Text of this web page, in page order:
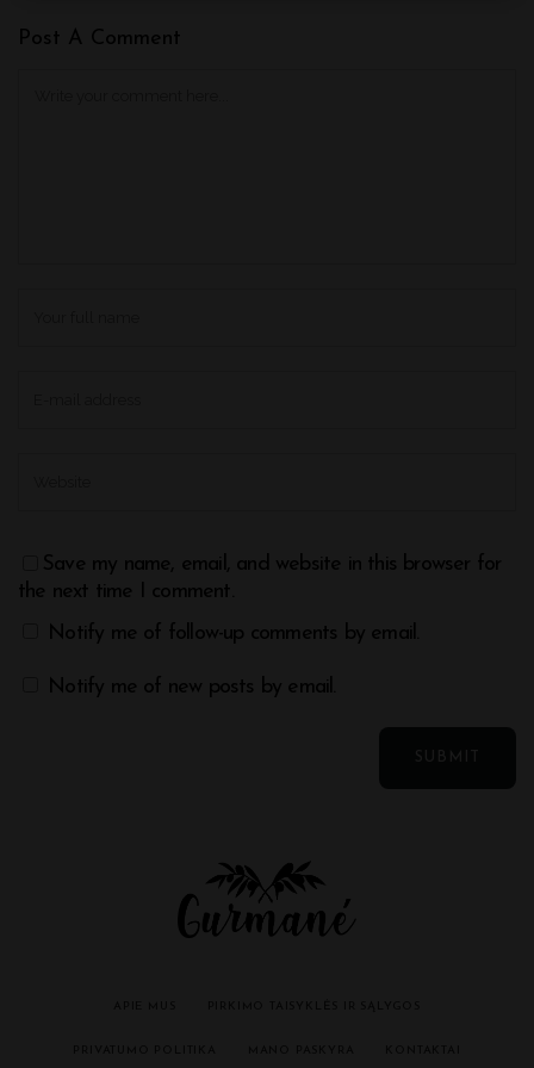
Post A Comment
Save my name, email, and website in this browser for
the next time I comment.
Notify me of follow-up comments by email.
Notify me of new posts by email.